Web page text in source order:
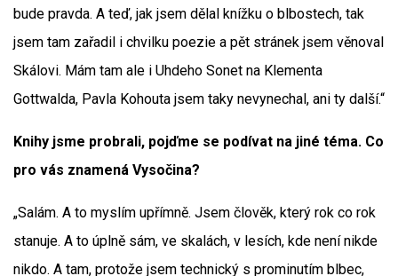
bude pravda. A teď, jak jsem dělal knížku o blbostech, tak
jsem tam zařadil i chvilku poezie a pět stránek jsem věnoval
Skálovi. Mám tam ale i Uhdeho Sonet na Klementa
Gottwalda, Pavla Kohouta jsem taky nevynechal, ani ty další.“
Knihy jsme probrali, pojďme se podívat na jiné téma. Co
pro vás znamená Vysočina?
„Salám. A to myslím upřímně. Jsem člověk, který rok co rok
stanuje. A to úplně sám, ve skalách, v lesích, kde není nikde
nikdo. A tam, protože jsem technický s prominutím blbec,